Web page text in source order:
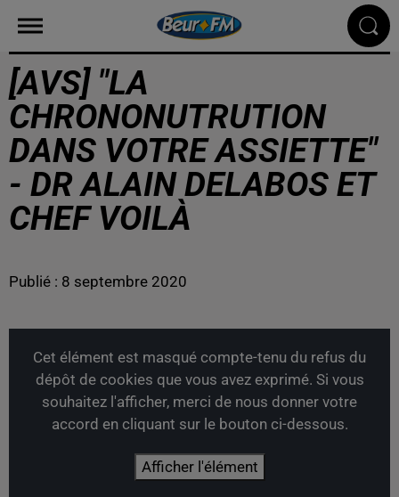
[AVS] "LA
CHRONONUTRUTION
DANS VOTRE ASSIETTE"
- DR ALAIN DELABOS ET
CHEF VOILÀ
Publié : 8 septembre 2020
Cet élément est masqué compte-tenu du refus du
dépôt de cookies que vous avez exprimé. Si vous
souhaitez l'afficher, merci de nous donner votre
accord en cliquant sur le bouton ci-dessous.
Afficher l'élément